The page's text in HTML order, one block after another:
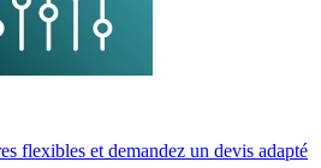
flexibles et demandez un devis adapté